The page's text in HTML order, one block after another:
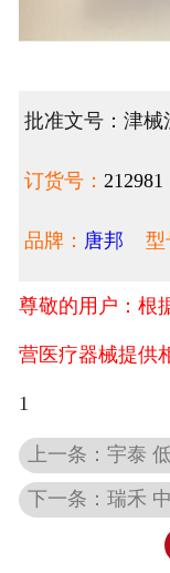
批准文号：津械
订货号： 212981
品牌： 唐邦 型
尊敬的用户：根
营医疗器械提供
1
上一条：宇泰
下一条：瑞禾